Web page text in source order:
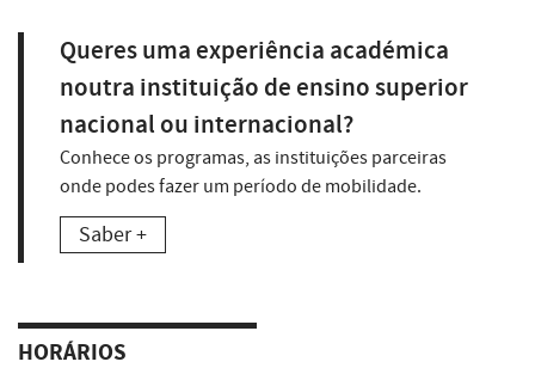
Queres uma experiência académica
noutra instituição de ensino superior
nacional ou internacional?
Conhece os programas, as instituições parceiras
onde podes fazer um período de mobilidade.
Saber +
HORÁRIOS